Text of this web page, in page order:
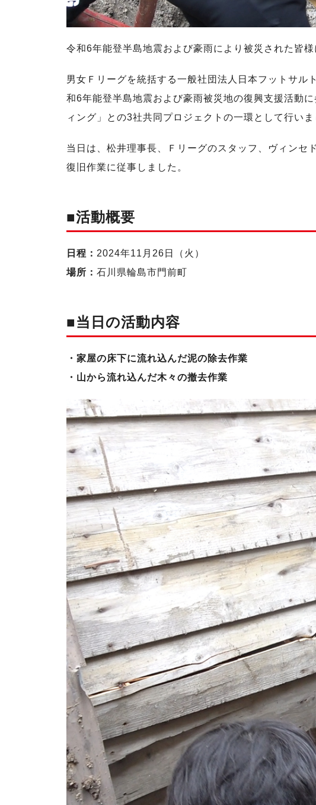
令和6年能登半島地震および豪雨により被災された皆
男女Ｆリーグを統括する一般社団法人日本フットサ
和6年能登半島地震および豪雨被災地の復興支援活動
ィング」との3社共同プロジェクトの一環として行いま
当日は、松井理事長、Ｆリーグのスタッフ、ヴィンセ
復旧作業に従事しました。
■活動概要
日程： 2024年11月26日（火）
場所： 石川県輪島市門前町
■当日の活動内容
・家屋の床下に流れ込んだ泥の除去作業
・山から流れ込んだ木々の撤去作業